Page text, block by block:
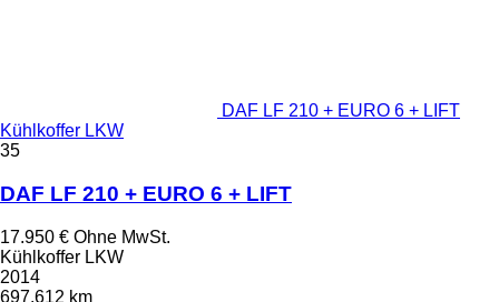
DAF LF 210 + EURO 6 + LIFT
Kühlkoffer LKW
35
DAF LF 210 + EURO 6 + LIFT
17.950 € Ohne MwSt.
Kühlkoffer LKW
2014
697.612 km